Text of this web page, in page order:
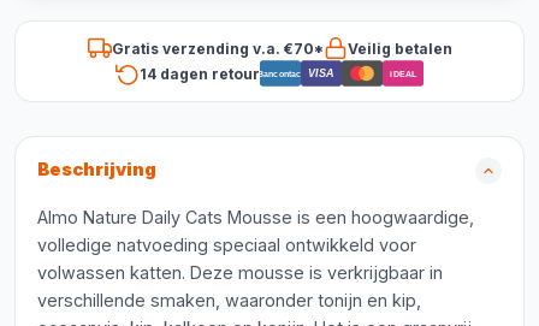
Gratis verzending v.a. €70*
Veilig betalen
14 dagen retourBancontact VISA iDEAL
Beschrijving
Almo Nature Daily Cats Mousse is een hoogwaardige,
volledige natvoeding speciaal ontwikkeld voor
volwassen katten. Deze mousse is verkrijgbaar in
verschillende smaken, waaronder tonijn en kip,